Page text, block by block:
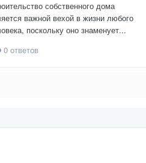
собственного дома
важной вехой в жизни любого
поскольку оно знаменует...
0 ответов